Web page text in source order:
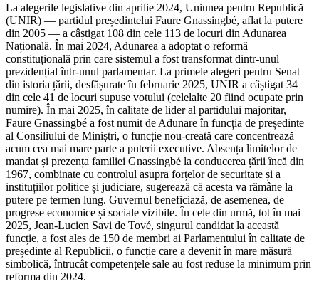
La alegerile legislative din aprilie 2024, Uniunea pentru Republică
(UNIR) — partidul președintelui Faure Gnassingbé, aflat la putere
din 2005 — a câștigat 108 din cele 113 de locuri din Adunarea
Națională. În mai 2024, Adunarea a adoptat o reformă
constituțională prin care sistemul a fost transformat dintr-unul
prezidențial într-unul parlamentar. La primele alegeri pentru Senat
din istoria țării, desfășurate în februarie 2025, UNIR a câștigat 34
din cele 41 de locuri supuse votului (celelalte 20 fiind ocupate prin
numire). În mai 2025, în calitate de lider al partidului majoritar,
Faure Gnassingbé a fost numit de Adunare în funcția de președinte
al Consiliului de Miniștri, o funcție nou-creată care concentrează
acum cea mai mare parte a puterii executive. Absența limitelor de
mandat și prezența familiei Gnassingbé la conducerea țării încă din
1967, combinate cu controlul asupra forțelor de securitate și a
instituțiilor politice și judiciare, sugerează că acesta va rămâne la
putere pe termen lung. Guvernul beneficiază, de asemenea, de
progrese economice și sociale vizibile. În cele din urmă, tot în mai
2025, Jean-Lucien Savi de Tové, singurul candidat la această
funcție, a fost ales de 150 de membri ai Parlamentului în calitate de
președinte al Republicii, o funcție care a devenit în mare măsură
simbolică, întrucât competențele sale au fost reduse la minimum prin
reforma din 2024.